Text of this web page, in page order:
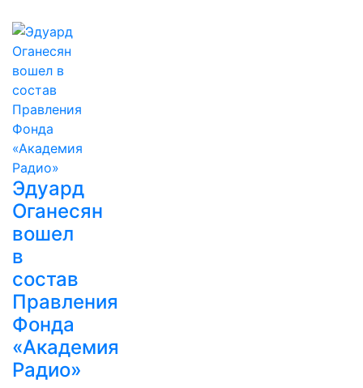
Эдуард
Оганесян
вошел
в
состав
Правления
Фонда
«Академия
Радио»